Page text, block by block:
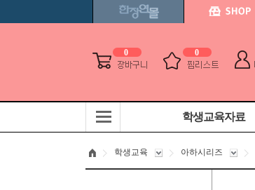
0 0
학생교육자료
학생교육 아하시리즈